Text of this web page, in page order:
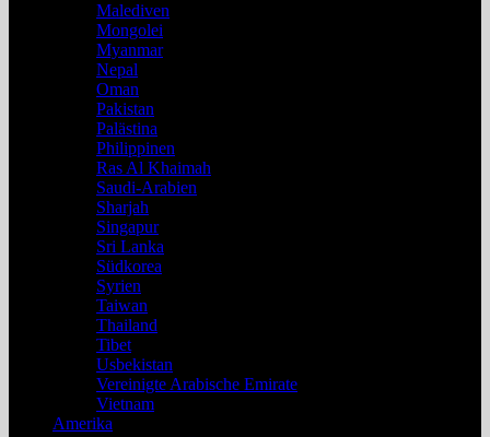
Malediven
Mongolei
Myanmar
Nepal
Oman
Pakistan
Palästina
Philippinen
Ras Al Khaimah
Saudi-Arabien
Sharjah
Singapur
Sri Lanka
Südkorea
Syrien
Taiwan
Thailand
Tibet
Usbekistan
Vereinigte Arabische Emirate
Vietnam
Amerika